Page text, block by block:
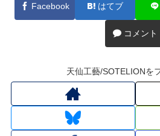
Facebook はてブ
コメント
天仙工藝/SOTELIONを